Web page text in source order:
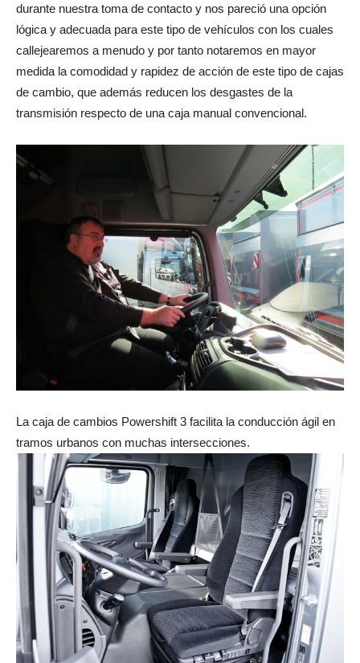
durante nuestra toma de contacto y nos pareció una opción
lógica y adecuada para este tipo de vehículos con los cuales
callejearemos a menudo y por tanto notaremos en mayor
medida la comodidad y rapidez de acción de este tipo de cajas
de cambio, que además reducen los desgastes de la
transmisión respecto de una caja manual convencional.
La caja de cambios Powershift 3 facilita la conducción ágil en
tramos urbanos con muchas intersecciones.